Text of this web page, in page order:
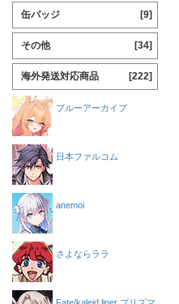
缶バッジ [9]
その他 [34]
海外発送対応商品 [222]
ブルーアーカイブ
日本ファルコム
anemoi
さよならララ